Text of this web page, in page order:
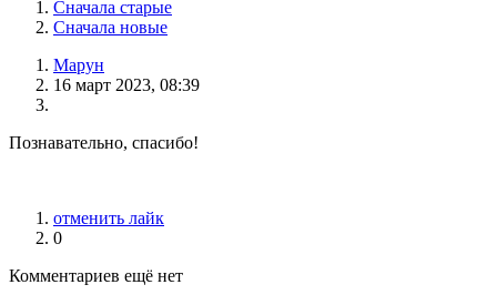
Сначала старые
Сначала новые
Марун
16 март 2023, 08:39
Познавательно, спасибо!
отменить лайк
0
Комментариев ещё нет